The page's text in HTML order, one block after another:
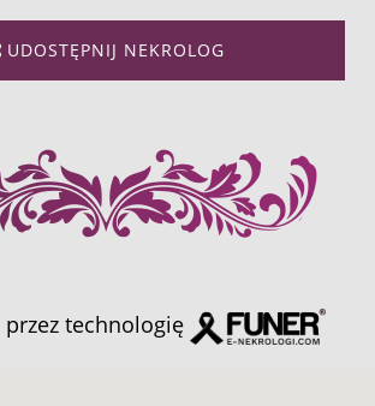
UDOSTĘPNIJ NEKROLOG
przez technologię